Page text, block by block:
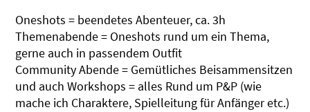
Oneshots = beendetes Abenteuer, ca. 3h
Themenabende = Oneshots rund um ein Thema,
gerne auch in passendem Outfit
Community Abende = Gemütliches Beisammensitzen
⁠und auch Workshops = alles Rund um P&P (wie
mache ich Charaktere, Spielleitung für Anfänger etc.)